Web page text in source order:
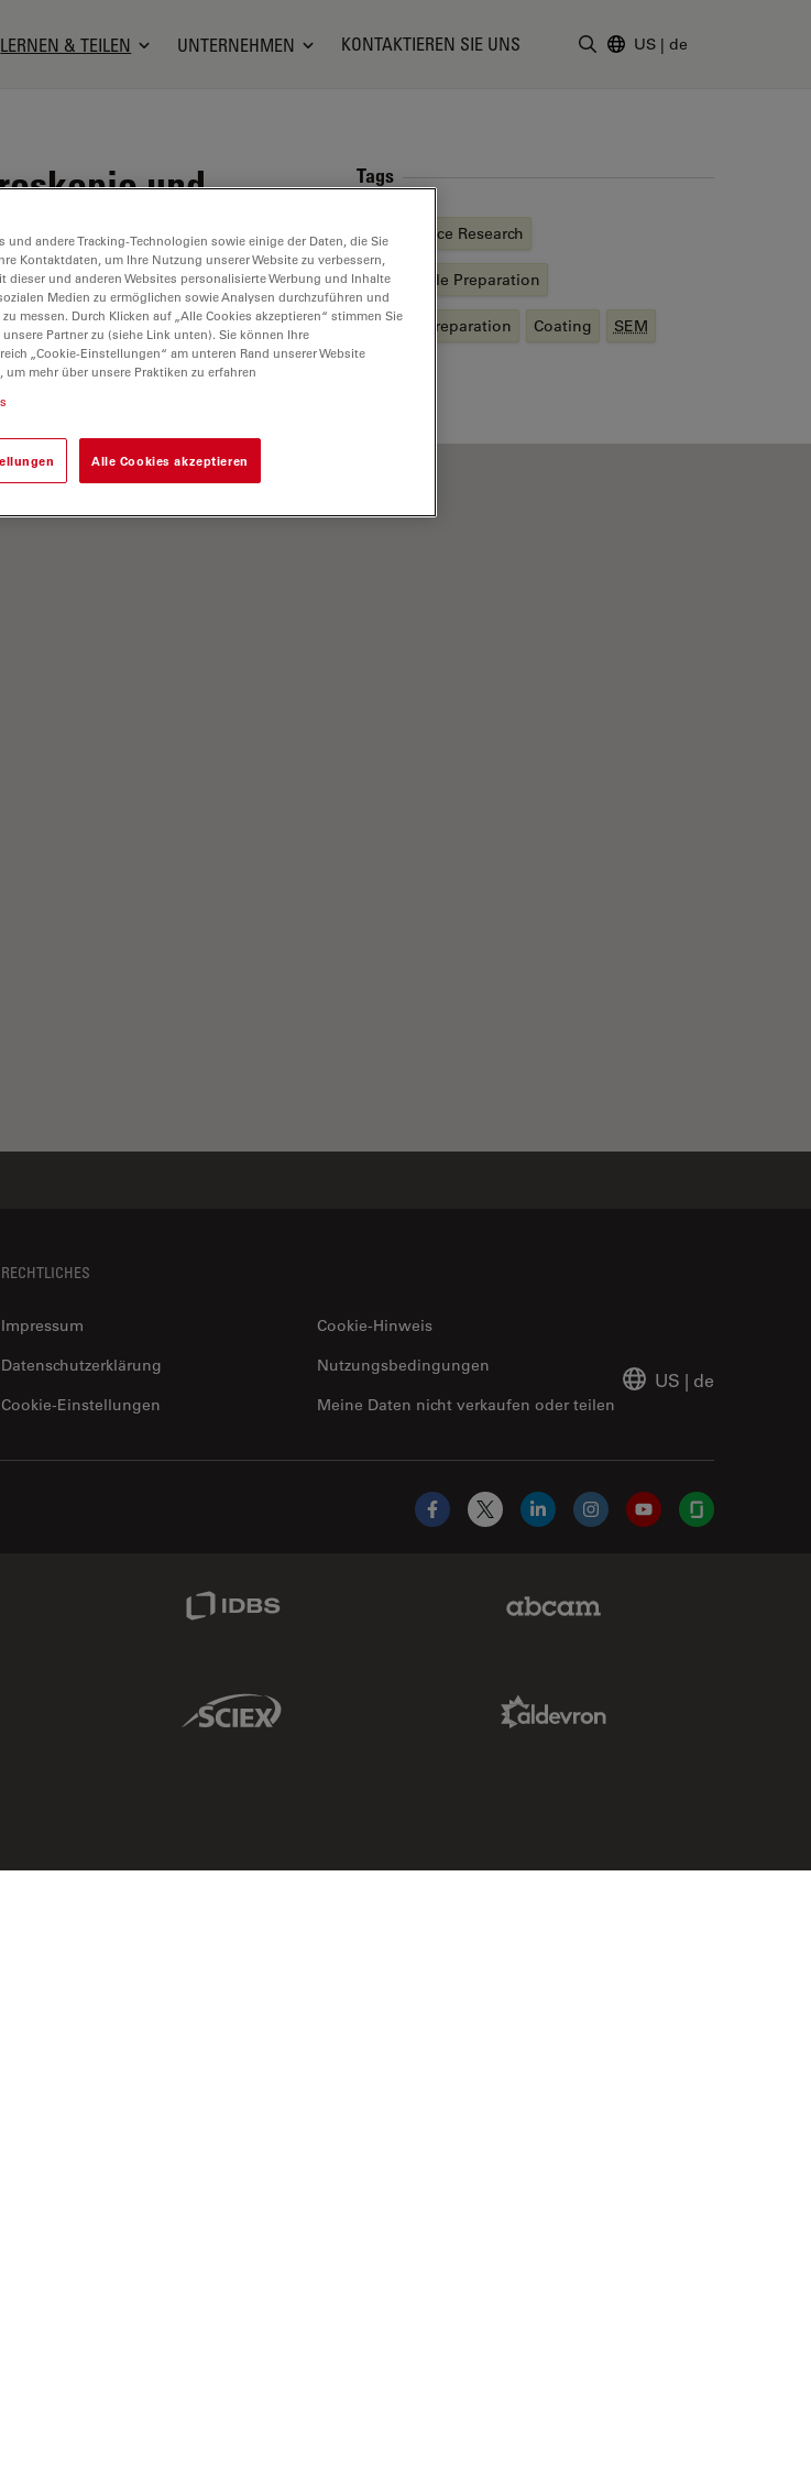
LERNEN & TEILEN UNTERNEHMEN KONTAKTIEREN SIE UNS US | de
und
Tags
Life Science Research
EMSample Preparation
Sample Preparation Coating SEM
for HR-
RECHTLICHES
Impressum
Cookie-Hinweis
Datenschutzerklärung
Meine Daten nicht verkaufen oder teilen
Nutzungsbedingungen
Cookie-Einstellungen
US | de
Facebook
X LinkedInInstagramYouTubeGlassdoor
Sciex Link
andere Tracking-Technologien sowie einige der Daten, die Sie
Kontaktdaten, um Ihre Nutzung unserer Website zu verbessern,
und anderen Websites personalisierte Werbung und Inhalte
Medien zu ermöglichen sowie Analysen durchzuführen und
messen. Durch Klicken auf „Alle Cookies akzeptieren“ stimmen Sie
Partner zu (siehe Link unten). Sie können Ihre
„Cookie-Einstellungen“ am unteren Rand unserer Website
mehr über unsere Praktiken zu erfahren
Alle Cookies akzeptieren